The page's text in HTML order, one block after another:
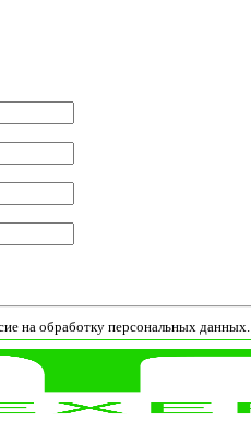
на обработку персональных данных.